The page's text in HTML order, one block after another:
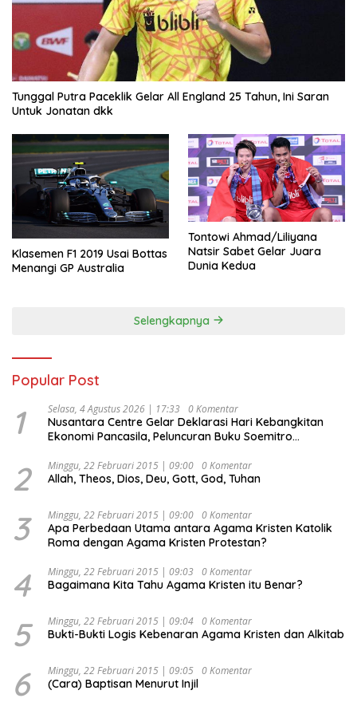
Tunggal Putra Paceklik Gelar All England 25 Tahun, Ini Saran
Untuk Jonatan dkk
Klasemen F1 2019 Usai Bottas
Menangi GP Australia
Tontowi Ahmad/Liliyana
Natsir Sabet Gelar Juara
Dunia Kedua
Selengkapnya
Popular Post
1 Selasa, 4 Agustus 2026 | 17:33 0 Komentar
Nusantara Centre Gelar Deklarasi Hari Kebangkitan
Ekonomi Pancasila, Peluncuran Buku Soemitro
Ekonomi Politik Indonesia) & Simposium Nasional
“Urgensi Undang-Undang Perekonomian Nasional dan
Indonesia Emas 2045”,
2 Minggu, 22 Februari 2015 | 09:00 0 Komentar
Allah, Theos, Dios, Deu, Gott, God, Tuhan
3 Minggu, 22 Februari 2015 | 09:00 0 Komentar
Apa Perbedaan Utama antara Agama Kristen Katolik
Roma dengan Agama Kristen Protestan?
4 Minggu, 22 Februari 2015 | 09:03 0 Komentar
Bagaimana Kita Tahu Agama Kristen itu Benar?
5 Minggu, 22 Februari 2015 | 09:04 0 Komentar
Bukti-Bukti Logis Kebenaran Agama Kristen dan Alkitab
6 Minggu, 22 Februari 2015 | 09:05 0 Komentar
(Cara) Baptisan Menurut Injil